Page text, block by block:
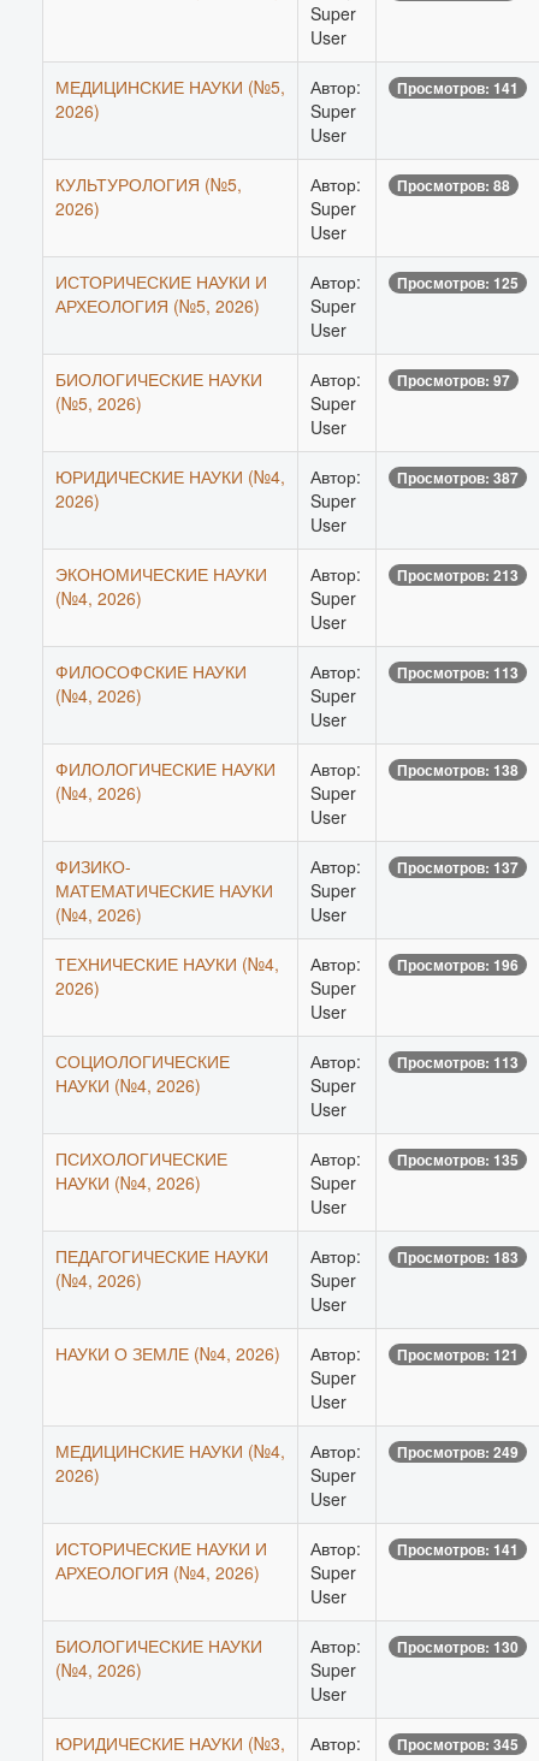
Super
User
МЕДИЦИНСКИЕ НАУКИ (№5,
2026)
Автор:
Super
User
Просмотров: 141
КУЛЬТУРОЛОГИЯ (№5,
2026)
Автор:
Super
User
Просмотров: 88
ИСТОРИЧЕСКИЕ НАУКИ И
АРХЕОЛОГИЯ (№5, 2026)
Автор:
Super
User
Просмотров: 125
БИОЛОГИЧЕСКИЕ НАУКИ
(№5, 2026)
Автор:
Super
User
Просмотров: 97
ЮРИДИЧЕСКИЕ НАУКИ (№4,
2026)
Автор:
Super
User
Просмотров: 387
ЭКОНОМИЧЕСКИЕ НАУКИ
(№4, 2026)
Автор:
Super
User
Просмотров: 213
ФИЛОСОФСКИЕ НАУКИ
(№4, 2026)
Автор:
Super
User
Просмотров: 113
ФИЛОЛОГИЧЕСКИЕ НАУКИ
(№4, 2026)
Автор:
Super
User
Просмотров: 138
ФИЗИКО-
МАТЕМАТИЧЕСКИЕ НАУКИ
(№4, 2026)
Автор:
Super
User
Просмотров: 137
ТЕХНИЧЕСКИЕ НАУКИ (№4,
2026)
Автор:
Super
User
Просмотров: 196
СОЦИОЛОГИЧЕСКИЕ
НАУКИ (№4, 2026)
Автор:
Super
User
Просмотров: 113
ПСИХОЛОГИЧЕСКИЕ
НАУКИ (№4, 2026)
Автор:
Super
User
Просмотров: 135
ПЕДАГОГИЧЕСКИЕ НАУКИ
(№4, 2026)
Автор:
Super
User
Просмотров: 183
НАУКИ О ЗЕМЛЕ (№4, 2026)
Автор:
Super
User
Просмотров: 121
МЕДИЦИНСКИЕ НАУКИ (№4,
2026)
Автор:
Super
User
Просмотров: 249
ИСТОРИЧЕСКИЕ НАУКИ И
АРХЕОЛОГИЯ (№4, 2026)
Автор:
Super
User
Просмотров: 141
БИОЛОГИЧЕСКИЕ НАУКИ
(№4, 2026)
Автор:
Super
User
Просмотров: 130
ЮРИДИЧЕСКИЕ НАУКИ (№3,
Автор:
Просмотров: 345